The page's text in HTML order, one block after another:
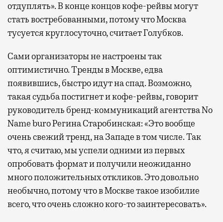
отдуплять». В конце концов кофе-рейвы могут
стать востребованными, потому что Москва
тусуется круглосуточно, считает Голубков.
Сами организаторы не настроены так
оптимистично. Тренды в Москве, едва
появившись, быстро идут на спад. Возможно,
такая судьба постигнет и кофе-рейвы, говорит
руководитель бренд-коммуникаций агентства No
Name buro Регина Старобинская: «Это вообще
очень свежий тренд, на Западе в том числе. Так
что, я считаю, мы успели одними из первых
опробовать формат и получили неожиданно
много положительных откликов. Это довольно
необычно, потому что в Москве такое изобилие
всего, что очень сложно кого-то заинтересовать».